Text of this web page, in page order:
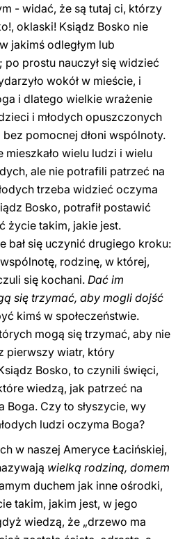
- widać, że są tutaj ci, którzy
oklaski! Ksiądz Bosko nie
jakimś odległym lub
prostu nauczył się widzieć
wokół w mieście, i
i dlatego wielkie wrażenie
i młodych opuszczonych
pomocnej dłoni wspólnoty.
mieszkało wielu ludzi i wielu
ale nie potrafili patrzeć na
trzeba widzieć oczyma
Bosko, potrafił postawić
życie takim, jakie jest.
bał się uczynić drugiego kroku:
rodzinę, w której,
się kochani. Dać im
się trzymać, aby mogli dojść
kimś w społeczeństwie.
mogą się trzymać, aby nie
pierwszy wiatr, który
Bosko, to czynili święci,
wiedzą, jak patrzeć na
Boga. Czy to słyszycie, wy
ludzi oczyma Boga?
w naszej Ameryce Łacińskiej,
wielką rodziną, domem
duchem jak inne ośrodki,
takim, jakim jest, w jego
wiedzą, że „drzewo ma